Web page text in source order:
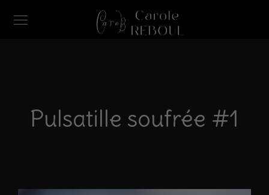
Pulsatille soufrée #1